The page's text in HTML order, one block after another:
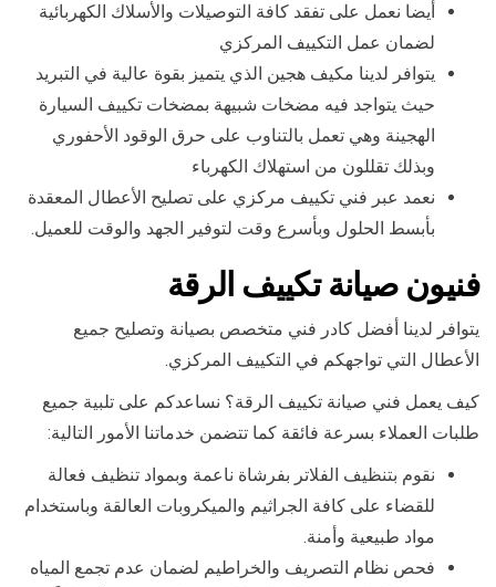
أيضا نعمل على تفقد كافة التوصيلات والأسلاك الكهربائية
لضمان عمل التكييف المركزي
يتوافر لدينا مكيف هجين الذي يتميز بقوة عالية في التبريد
حيث يتواجد فيه مضخات شبيهة بمضخات تكييف السيارة
الهجينة وهي تعمل بالتناوب على حرق الوقود الأحفوري
وبذلك تقللون من استهلاك الكهرباء
نعمد عبر فني تكييف مركزي على تصليح الأعطال المعقدة
بأبسط الحلول وبأسرع وقت لتوفير الجهد والوقت للعميل.
فنيون صيانة تكييف الرقة
يتوافر لدينا أفضل كادر فني متخصص بصيانة وتصليح جميع
الأعطال التي تواجهكم في التكييف المركزي.
كيف يعمل فني صيانة تكييف الرقة؟ نساعدكم على تلبية جميع
طلبات العملاء بسرعة فائقة كما تتضمن خدماتنا الأمور التالية:
نقوم بتنظيف الفلاتر بفرشاة ناعمة وبمواد تنظيف فعالة
للقضاء على كافة الجراثيم والميكروبات العالقة وباستخدام
مواد طبيعية وأمنة.
فحص نظام التصريف والخراطيم لضمان عدم تجمع المياه